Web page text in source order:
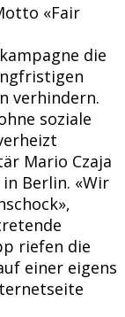
«Fair
die
verhindern.
soziale
Mario Czaja
Berlin. «Wir
riefen die
einer eigens